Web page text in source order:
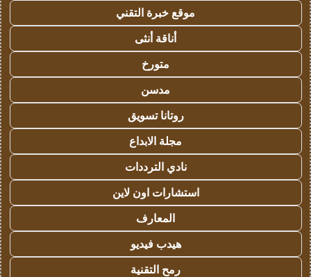
موقع خبرة التقني
أناقة أنثى
متورخ
مدسن
روتانا تسويق
مجلة الابداع
نادي الترددات
استشارات اون لاين
المعارف
هيدب فيديو
رمح التقنية